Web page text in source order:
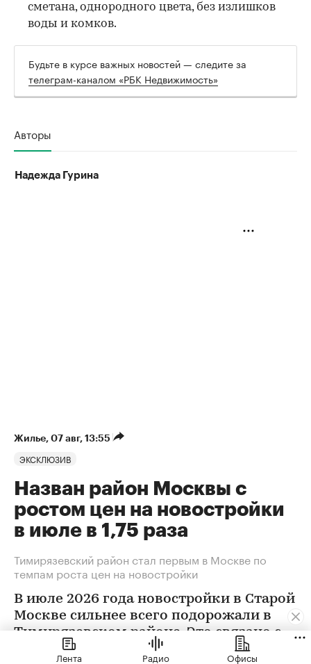
сметана, однородного цвета, без излишков
воды и комков.
Будьте в курсе важных новостей — следите за
телеграм-каналом «РБК Недвижимость»
Авторы
Надежда Гурина
Жилье⁠, 07 авг, 13:55
ЭКСКЛЮЗИВ
Назван район Москвы с
ростом цен на новостройки
в июле в 1,75 раза
Тимирязевский район стал первым в Москве по
темпам роста цен на новостройки
В июле 2026 года новостройки в Старой
Москве сильнее всего подорожали в
Тимирязевском районе. Это связано с
появлением в экспозиции нового
Лента Радио Офисы